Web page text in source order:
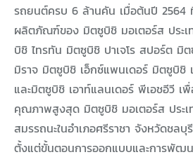
รถยนต์ครบ 6 ล้านคัน เมื่อต้นปี 2564
ผลิตภัณฑ์ของ มิตซูบิชิ มอเตอร์ส ประเ
บิชิ ไทรทัน มิตซูบิชิ ปาเจโร สปอร์ต มิ
มิราจ มิตซูบิชิ เอ็กซ์แพนเดอร์ มิตซูบิชิ
และมิตซูบิชิ เอาท์แลนเดอร์ พีเอชอีวี เ
คุณภาพสูงสุด มิตซูบิชิ มอเตอร์ส ประเ
สมรรถนะในอำเภอศรีราชา จังหวัดชล
ตั้งแต่ขั้นตอนการออกแบบและการพัฒ